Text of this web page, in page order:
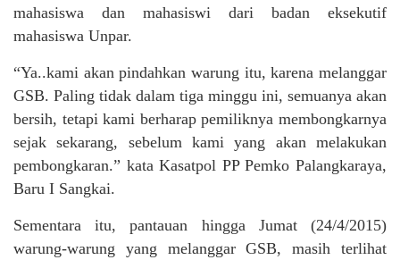
mahasiswa dan mahasiswi dari badan eksekutif
mahasiswa Unpar.
“Ya..kami akan pindahkan warung itu, karena melanggar
GSB. Paling tidak dalam tiga minggu ini, semuanya akan
bersih, tetapi kami berharap pemiliknya membongkarnya
sejak sekarang, sebelum kami yang akan melakukan
pembongkaran.” kata Kasatpol PP Pemko Palangkaraya,
Baru I Sangkai.
Sementara itu, pantauan hingga Jumat (24/4/2015)
warung-warung yang melanggar GSB, masih terlihat